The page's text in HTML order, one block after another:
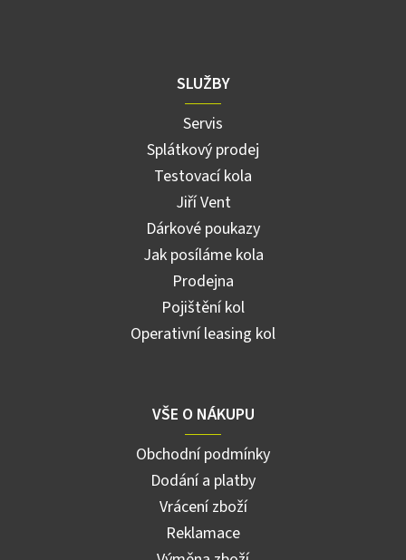
SLUŽBY
Servis
Splátkový prodej
Testovací kola
Jiří Vent
Dárkové poukazy
Jak posíláme kola
Prodejna
Pojištění kol
Operativní leasing kol
VŠE O NÁKUPU
Obchodní podmínky
Dodání a platby
Vrácení zboží
Reklamace